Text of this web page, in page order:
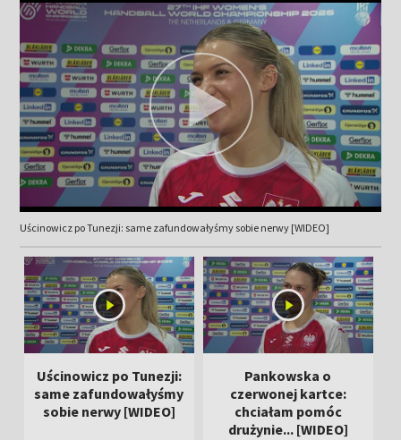
Uścinowicz po Tunezji: same zafundowałyśmy sobie nerwy [WIDEO]
Uścinowicz po Tunezji:
same zafundowałyśmy
sobie nerwy [WIDEO]
Pankowska o
czerwonej kartce:
chciałam pomóc
drużynie... [WIDEO]